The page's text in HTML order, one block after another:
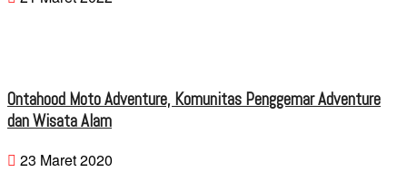
Ontahood Moto Adventure, Komunitas Penggemar Adventure
dan Wisata Alam
23 Maret 2020